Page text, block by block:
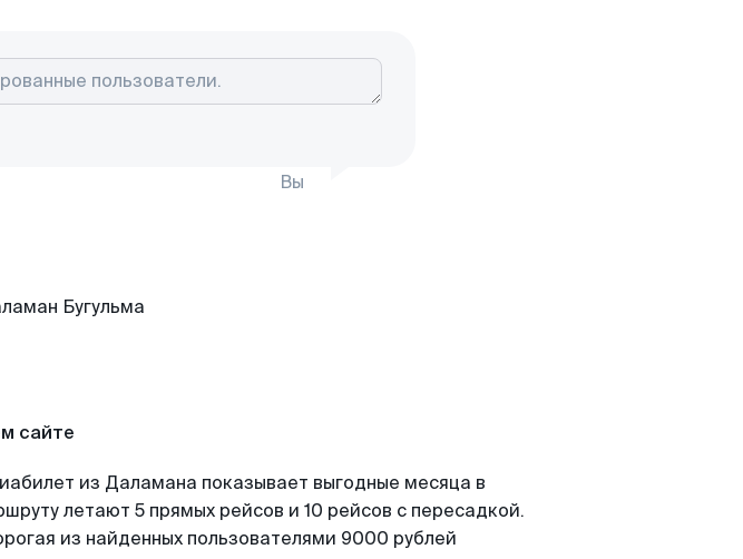
Вы
сайте
из Даламана показывает выгодные месяца в
летают 5 прямых рейсов и 10 рейсов с пересадкой.
из найденных пользователями 9000 рублей